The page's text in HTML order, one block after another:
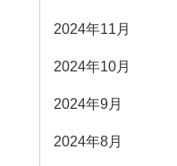
2024年11月
2024年10月
2024年9月
2024年8月